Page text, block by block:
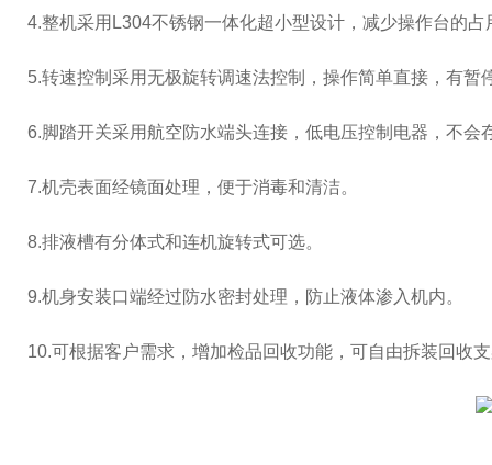
4.整机采用L304不锈钢一体化超小型设计，减少操作台的占
5.转速控制采用无极旋转调速法控制，操作简单直接，有暂
6.脚踏开关采用航空防水端头连接，低电压控制电器，不会
7.机壳表面经镜面处理，便于消毒和清洁。
8.排液槽有分体式和连机旋转式可选。
9.机身安装口端经过防水密封处理，防止液体渗入机内。
10.可根据客户需求，增加检品回收功能，可自由拆装回收